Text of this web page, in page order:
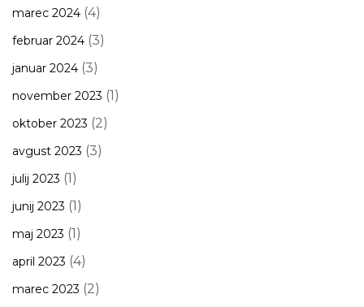
marec 2024 (4)
februar 2024 (3)
januar 2024 (3)
november 2023 (1)
oktober 2023 (2)
avgust 2023 (3)
julij 2023 (1)
junij 2023 (1)
maj 2023 (1)
april 2023 (4)
marec 2023 (2)